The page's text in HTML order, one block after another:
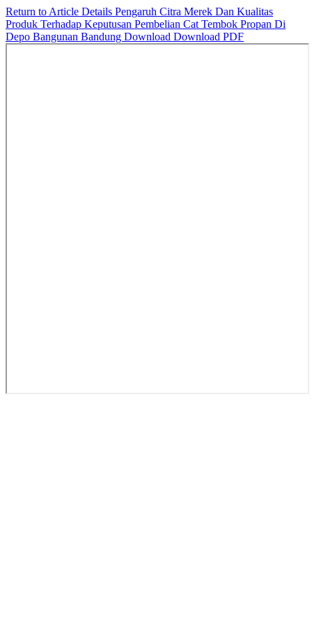
Return to Article Details Pengaruh Citra Merek Dan Kualitas
Produk Terhadap Keputusan Pembelian Cat Tembok Propan Di
Depo Bangunan Bandung Download Download PDF